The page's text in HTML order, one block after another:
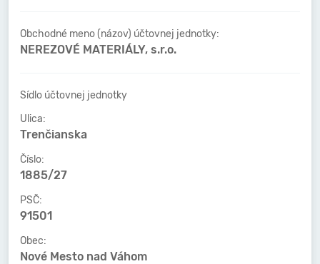
Obchodné meno (názov) účtovnej jednotky:
NEREZOVÉ MATERIÁLY, s.r.o.
Sídlo účtovnej jednotky
Ulica:
Trenčianska
Číslo:
1885/27
PSČ:
91501
Obec:
Nové Mesto nad Váhom